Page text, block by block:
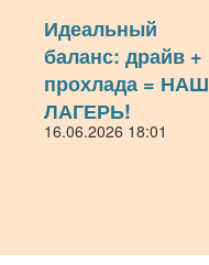
Идеальный
баланс: драйв +
прохлада = НАШ
ЛАГЕРЬ!
16.06.2026 18:01